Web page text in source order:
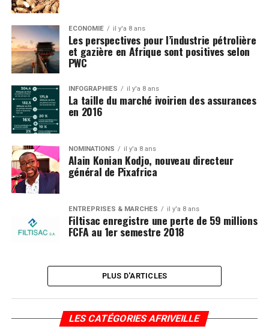
ECONOMIE il y'a 8 ans
Les perspectives pour l’industrie pétrolière
et gazière en Afrique sont positives selon
PWC
INFOGRAPHIES il y'a 8 ans
La taille du marché ivoirien des assurances
en 2016
NOMINATIONS il y'a 8 ans
Alain Konian Kodjo, nouveau directeur
général de Pixafrica
ENTREPRISES & MARCHÉS il y'a 8 ans
Filtisac enregistre une perte de 59 millions
FCFA au 1er semestre 2018
PLUS D'ARTICLES
LES CATÉGORIES AFRIVEILLE